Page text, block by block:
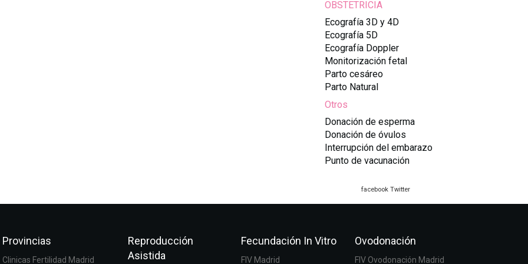
OBSTETRICIA
Ecografía 3D y 4D
Ecografía 5D
Ecografía Doppler
Monitorización fetal
Parto cesáreo
Parto Natural
Otros
Donación de esperma
Donación de óvulos
Interrupción del embarazo
Punto de vacunación
facebook Twitter
Provincias
Clinicas Fertilidad Madrid
Reproducción
Asistida
Fecundación In Vitro
FIV Madrid
Ovodonación
FIV Ovodonación Madrid